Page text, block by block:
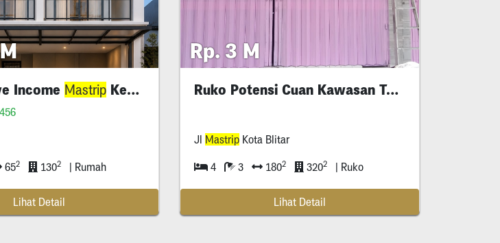
Income Mastrip Kemlaten
652 1302 | Rumah
Lihat Detail
Rp. 3 M
Ruko Potensi Cuan Kawasan Toko & Stasiun
Jl Mastrip Kota Blitar
4 3 1802 3202 | Ruko
Lihat Detail